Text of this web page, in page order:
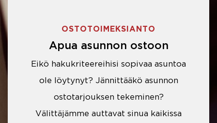
OSTOTOIMEKSIANTO
Apua asunnon ostoon
Eikö hakukriteereihisi sopivaa asuntoa
ole löytynyt? Jännittääkö asunnon
ostotarjouksen tekeminen?
Välittäjämme auttavat sinua kaikissa